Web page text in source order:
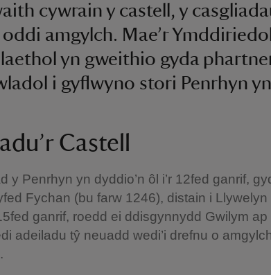
cywrain y castell, y
amgylch. Mae’r
yn gweithio gyda
i gyflwyno stori Penrhyn
Castell
y Penrhyn yn dyddio’n ôl i’r 12fed ganrif,
Fychan (bu farw 1246), distain i
ganrif, roedd ei ddisgynnydd Gwilym ap
adeiladu tŷ neuadd wedi’i drefnu o